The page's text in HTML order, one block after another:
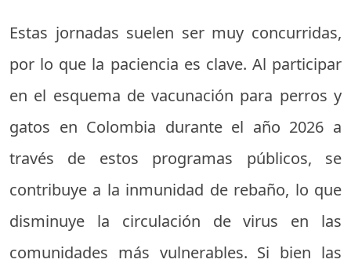
Estas jornadas suelen ser muy concurridas,
por lo que la paciencia es clave. Al participar
en el esquema de vacunación para perros y
gatos en Colombia durante el año 2026 a
través de estos programas públicos, se
contribuye a la inmunidad de rebaño, lo que
disminuye la circulación de virus en las
comunidades más vulnerables. Si bien las